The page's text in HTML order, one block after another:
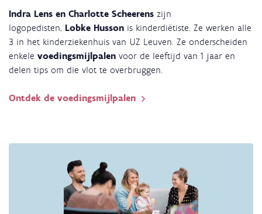
Indra Lens en Charlotte Scheerens zijn
logopedisten, Lobke Husson is kinderdiëtiste. Ze werken alle
3 in het kinderziekenhuis van UZ Leuven. Ze onderscheiden
enkele voedingsmijlpalen voor de leeftijd van 1 jaar en
delen tips om die vlot te overbruggen.
Ontdek de voedingsmijlpalen